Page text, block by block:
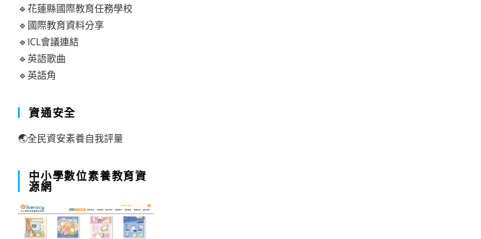
🔹花蓮縣國際教育任務學校
🔹國際教育資料分享
🔹ICL會議連結
🔹英語歌曲
🔹英語角
資通安全
🌏全民資安素養自我評量
中小學數位素養教育資
源網